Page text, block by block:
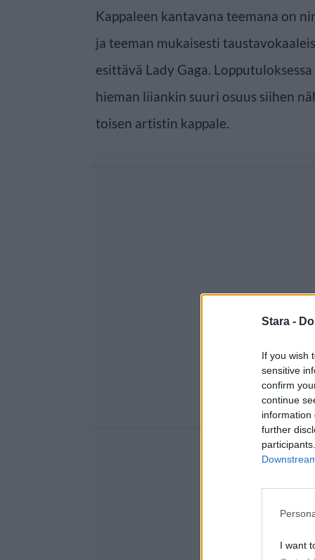
Stara -
If you wish
sensitive
confirm
continue
information
further
I want
Kappaleen kantavana teemana on
ja teeman mukaisesti
esittävä Lady Gaga.
hieman liiankin suuri osuus siihen
toisen artistin kappale.